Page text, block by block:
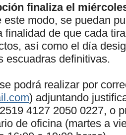
finaliza el
este modo, se puedan
finalidad de que cada
así como el día
escuadras definitivas.
podrá realizar por
) adjuntando
4127 2050 0227, o
de oficina (martes a